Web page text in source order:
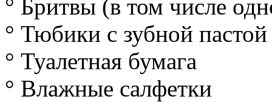
° Бритвы (в том числе
° Тюбики с зубной пастой
° Туалетная бумага
° Влажные салфетки